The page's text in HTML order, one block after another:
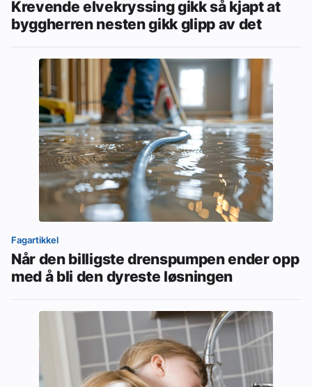
Krevende elvekryssing gikk så kjapt at
byggherren nesten gikk glipp av det
Fagartikkel
Når den billigste drenspumpen ender opp
med å bli den dyreste løsningen